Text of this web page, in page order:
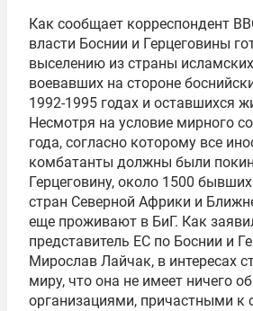
Как сообщает корреспондент
власти Боснии и Герцеговины
выселению из страны
воевавших на стороне
1992-1995 годах и оставшихся
Несмотря на условие мирного
года, согласно которому все
комбатанты должны были
Герцеговину, около 1500
стран Северной Африки и
еще проживают в БиГ. Как
представитель ЕС по Боснии и
Мирослав Лайчак, в интересах
миру, что она не имеет ничего
организациями, причастными к